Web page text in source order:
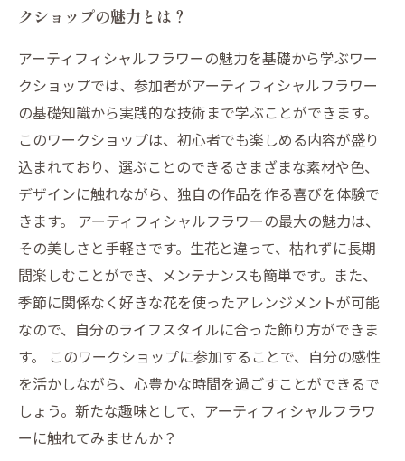
あなたの生活を彩るアイデアが満載！ワークシ
アーティフィシャルフラワーの新たな魅力を発
見する旅の始まり
クショップの魅力とは？
アーティフィシャルフラワーの魅力を基礎から学ぶワー
クショップでは、参加者がアーティフィシャルフラワー
の基礎知識から実践的な技術まで学ぶことができます。
このワークショップは、初心者でも楽しめる内容が盛り
込まれており、選ぶことのできるさまざまな素材や色、
デザインに触れながら、独自の作品を作る喜びを体験で
きます。 アーティフィシャルフラワーの最大の魅力は、
その美しさと手軽さです。生花と違って、枯れずに長期
間楽しむことができ、メンテナンスも簡単です。また、
季節に関係なく好きな花を使ったアレンジメントが可能
なので、自分のライフスタイルに合った飾り方ができま
す。 このワークショップに参加することで、自分の感性
を活かしながら、心豊かな時間を過ごすことができるで
しょう。新たな趣味として、アーティフィシャルフラワ
ーに触れてみませんか？